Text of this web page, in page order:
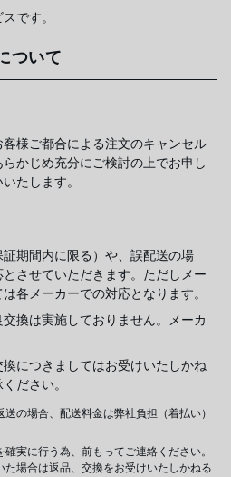
です。
ついて
様ご都合による注文のキャンセル
かじめ充分にご検討の上でお申し
たします。
期間内に限る）や、誤配送の場
させていただきます。ただしメー
各メーカーでの対応となります。
換は実施しておりません。メーカ
につきましてはお受けいたしかね
ださい。
の場合、配送料金は弊社負担（着払い）
実に行う為、前もってご連絡ください。
場合は返品、交換をお受けいたしかねる